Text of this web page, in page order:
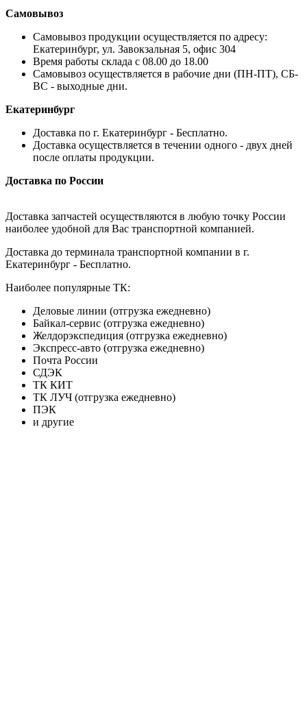
Самовывоз
Самовывоз продукции осуществляется по адресу:
Екатеринбург, ул. Завокзальная 5, офис 304
Время работы склада с 08.00 до 18.00
Самовывоз осуществляется в рабочие дни (ПН-ПТ), СБ-
ВС - выходные дни.
Екатеринбург
Доставка по г. Екатеринбург - Бесплатно.
Доставка осуществляется в течении одного - двух дней
после оплаты продукции.
Доставка по России
Доставка запчастей осуществляются в любую точку России
наиболее удобной для Вас транспортной компанией.
Доставка до терминала транспортной компании в г.
Екатеринбург - Бесплатно.
Наиболее популярные ТК:
Деловые линии (отгрузка ежедневно)
Байкал-сервис (отгрузка ежедневно)
Желдорэкспедиция (отгрузка ежедневно)
Экспресс-авто (отгрузка ежедневно)
Почта России
СДЭК
ТК КИТ
ТК ЛУЧ (отгрузка ежедневно)
ПЭК
и другие